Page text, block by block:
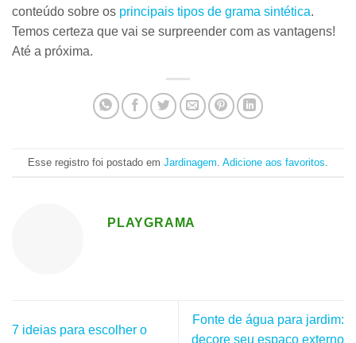
conteúdo sobre os principais tipos de grama sintética.
Temos certeza que vai se surpreender com as vantagens!
Até a próxima.
Esse registro foi postado em Jardinagem Adicione aos favoritos
PLAYGRAMA
7 ideias para escolher o
Fonte de água para jardim:
decore seu espaço externo